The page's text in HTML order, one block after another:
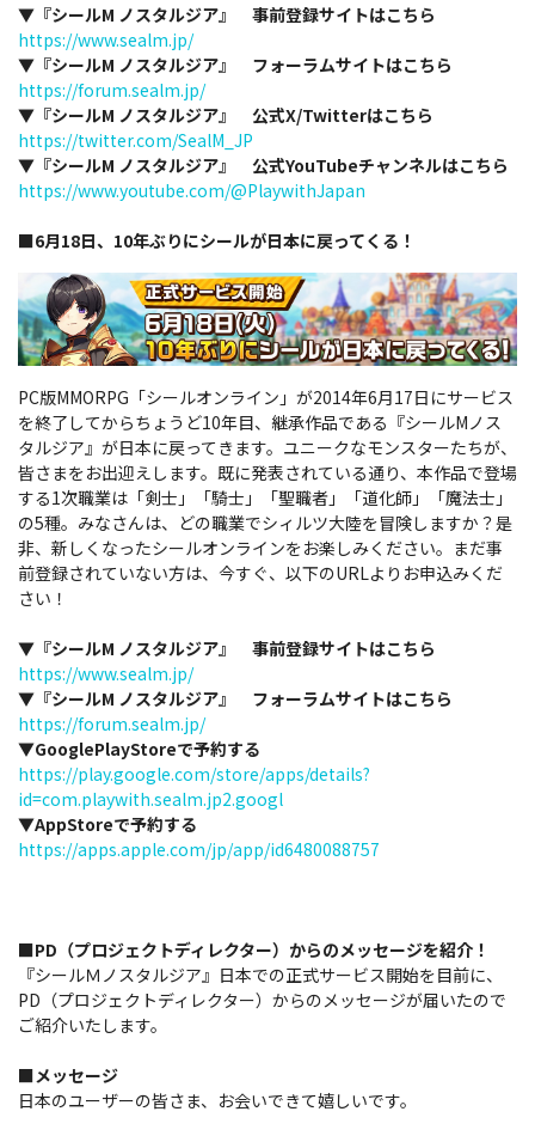
▼『シールM ノスタルジア』 事前登録サイトはこちら
https://www.sealm.jp/
▼『シールM ノスタルジア』 フォーラムサイトはこちら
https://forum.sealm.jp/
▼『シールM ノスタルジア』 公式X/Twitterはこちら
https://twitter.com/SealM_JP
▼『シールM ノスタルジア』 公式YouTubeチャンネルはこちら
https://www.youtube.com/@PlaywithJapan
■6月18日、10年ぶりにシールが日本に戻ってくる！
PC版MMORPG「シールオンライン」が2014年6月17日にサービス
を終了してからちょうど10年目、継承作品である『シールMノス
タルジア』が日本に戻ってきます。ユニークなモンスターたちが、
皆さまをお出迎えします。既に発表されている通り、本作品で登場
する1次職業は「剣士」「騎士」「聖職者」「道化師」「魔法士」
の5種。みなさんは、どの職業でシィルツ大陸を冒険しますか？是
非、新しくなったシールオンラインをお楽しみください。まだ事
前登録されていない方は、今すぐ、以下のURLよりお申込みくだ
さい！
▼『シールM ノスタルジア』 事前登録サイトはこちら
https://www.sealm.jp/
▼『シールM ノスタルジア』 フォーラムサイトはこちら
https://forum.sealm.jp/
▼GooglePlayStoreで予約する
https://play.google.com/store/apps/details?
id=com.playwith.sealm.jp2.googl
▼AppStoreで予約する
https://apps.apple.com/jp/app/id6480088757
■PD（プロジェクトディレクター）からのメッセージを紹介！
『シールＭノスタルジア』日本での正式サービス開始を目前に、
PD（プロジェクトディレクター）からのメッセージが届いたので
ご紹介いたします。
■メッセージ
日本のユーザーの皆さま、お会いできて嬉しいです。